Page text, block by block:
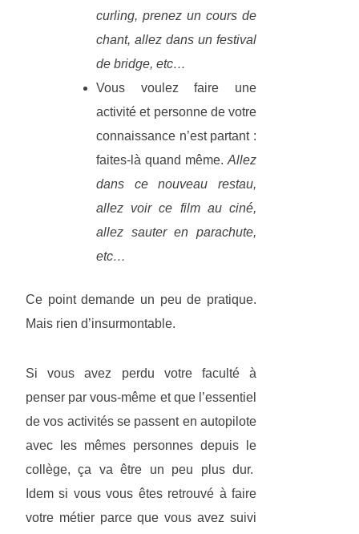
curling, prenez un cours de
chant, allez dans un festival
de bridge, etc…
Vous voulez faire une
activité et personne de votre
connaissance n’est partant :
faites-là quand même. Allez
dans ce nouveau restau,
allez voir ce film au ciné,
allez sauter en parachute,
etc…
Ce point demande un peu de pratique.
Mais rien d’insurmontable.
Si vous avez perdu votre faculté à
penser par vous-même et que l’essentiel
de vos activités se passent en autopilote
avec les mêmes personnes depuis le
collège, ça va être un peu plus dur.
Idem si vous vous êtes retrouvé à faire
votre métier parce que vous avez suivi